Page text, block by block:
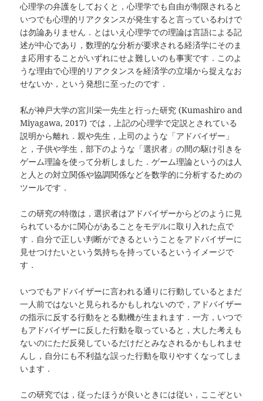
心理学の弁護をしておくと，心理学でも自由が制限されると
いつでも心理的リアクタンスが発生すると言っているわけで
は勿論ありません．とはいえ心理学での理論は言語による記
述が中心であり，数理的な分析が要求される経済学にそのま
ま応用することがいずれにせよ難しいのも事実です．このよ
うな理由で心理的リアクタンスを経済学の立場から捉えなお
せないか，という発想に至ったのです．
私が神戸大学の宮川栄一先生と行った研究 (Kumashiro and
Miyagawa, 2017) では，上記の心理学で定説とされている
説明から離れ．親や先生，上司のような「アドバイザー」
と，子供や学生，部下のような「選択者」の間の駆け引きを
ゲーム理論を使って分析しました．ゲーム理論というのは人
と人との対立関係や協調関係などを数学的に分析するための
ツールです．
この研究の特徴は，選択者はアドバイザーからどのように見
られているかに関心があることをモデルに取り入れた点で
す．自分で正しい判断ができるということをアドバイザーに
見せつけたいという気持ちを持っているというイメージで
す．
いつでもアドバイザーに言われる通りに行動しているとまだ
一人前ではないと見られるかもしれないので，アドバイザー
の指示に反する行動をとる動機が生まれます．一方，いつで
もアドバイザーに反した行動を取っていると，大した考えも
ないのにただ反発しているだけだとみなされるかもしれませ
んし，自分にも不利益な誤った行動を取りやすくなってしま
います．
この研究では，従ったほうが良いときには従い，ここぞとい